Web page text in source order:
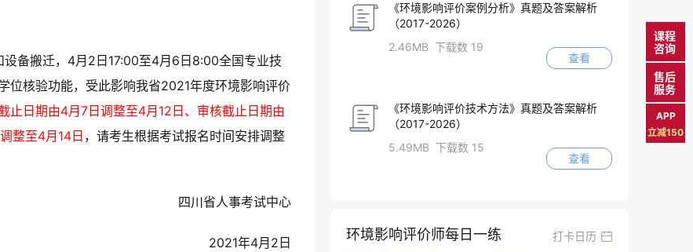
备搬迁，4月2日17:00至4月6日8:00全国专业技
位核验功能，受此影响我省2021年度环境影响评价
止日期由4月7日调整至4月12日、审核截止日期由
整至4月14日 ，请考生根据考试报名时间安排调整
四川省人事考试中心
2021年4月2日
《环境影响评价案例分析》真题及答案解析
（2017-2026）
2.46MB 下载数 19
查看
《环境影响评价技术方法》真题及答案解析
（2017-2026）
5.49MB 下载数 15
查看
环境影响评价师每日一练 打卡日历
课程
咨询
售后
服务
APP
立减150